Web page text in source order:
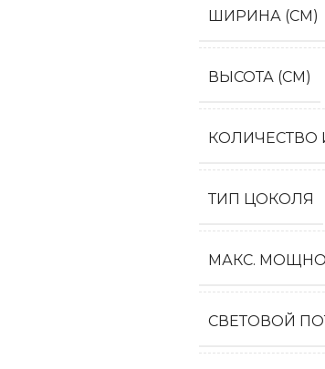
ШИРИНА (СМ)
ВЫСОТА (СМ)
КОЛИЧЕСТВО
ТИП ЦОКОЛЯ
МАКС.
СВЕТОВОЙ